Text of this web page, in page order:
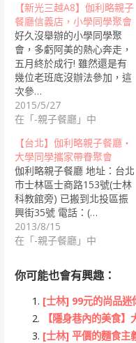
【新光三越A8】伽利略親子
餐廳信義店，小學同學聚會
好久沒舉辦的小學同學聚
會，多虧阿美的熱心奔走，
五月終於成行! 雖然還是有
幾位老班底沒辦法參加，這
次參…
2015/5/27
在「-親子餐廳」中
【台北】伽利略親子餐廳‧
大學同學攜家帶眷聚會
伽利略親子餐廳 地址：台北
市士林區士商路153號(士林
科教館旁) 已搬到北投區振
興街35號 電話：(…
2013/8/15
在「-親子餐廳」中
你可能也會有興趣：
[士林] 99元的尚品迷
【隱身巷內的美食
[士林] 平價的麵食主